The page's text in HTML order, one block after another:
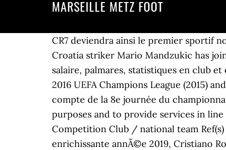
MARSEILLE METZ FOOT
CR7 deviendra ainsi le premier sportif
Croatia striker Mario Mandzukic has
salaire, palmares, statistiques en club
2016 UEFA Champions League (2015)
compte de la 8e journée du
purposes and to provide services in
Competition Club / national team Ref(s)
enrichissante annÃ©e 2019, Cristiano